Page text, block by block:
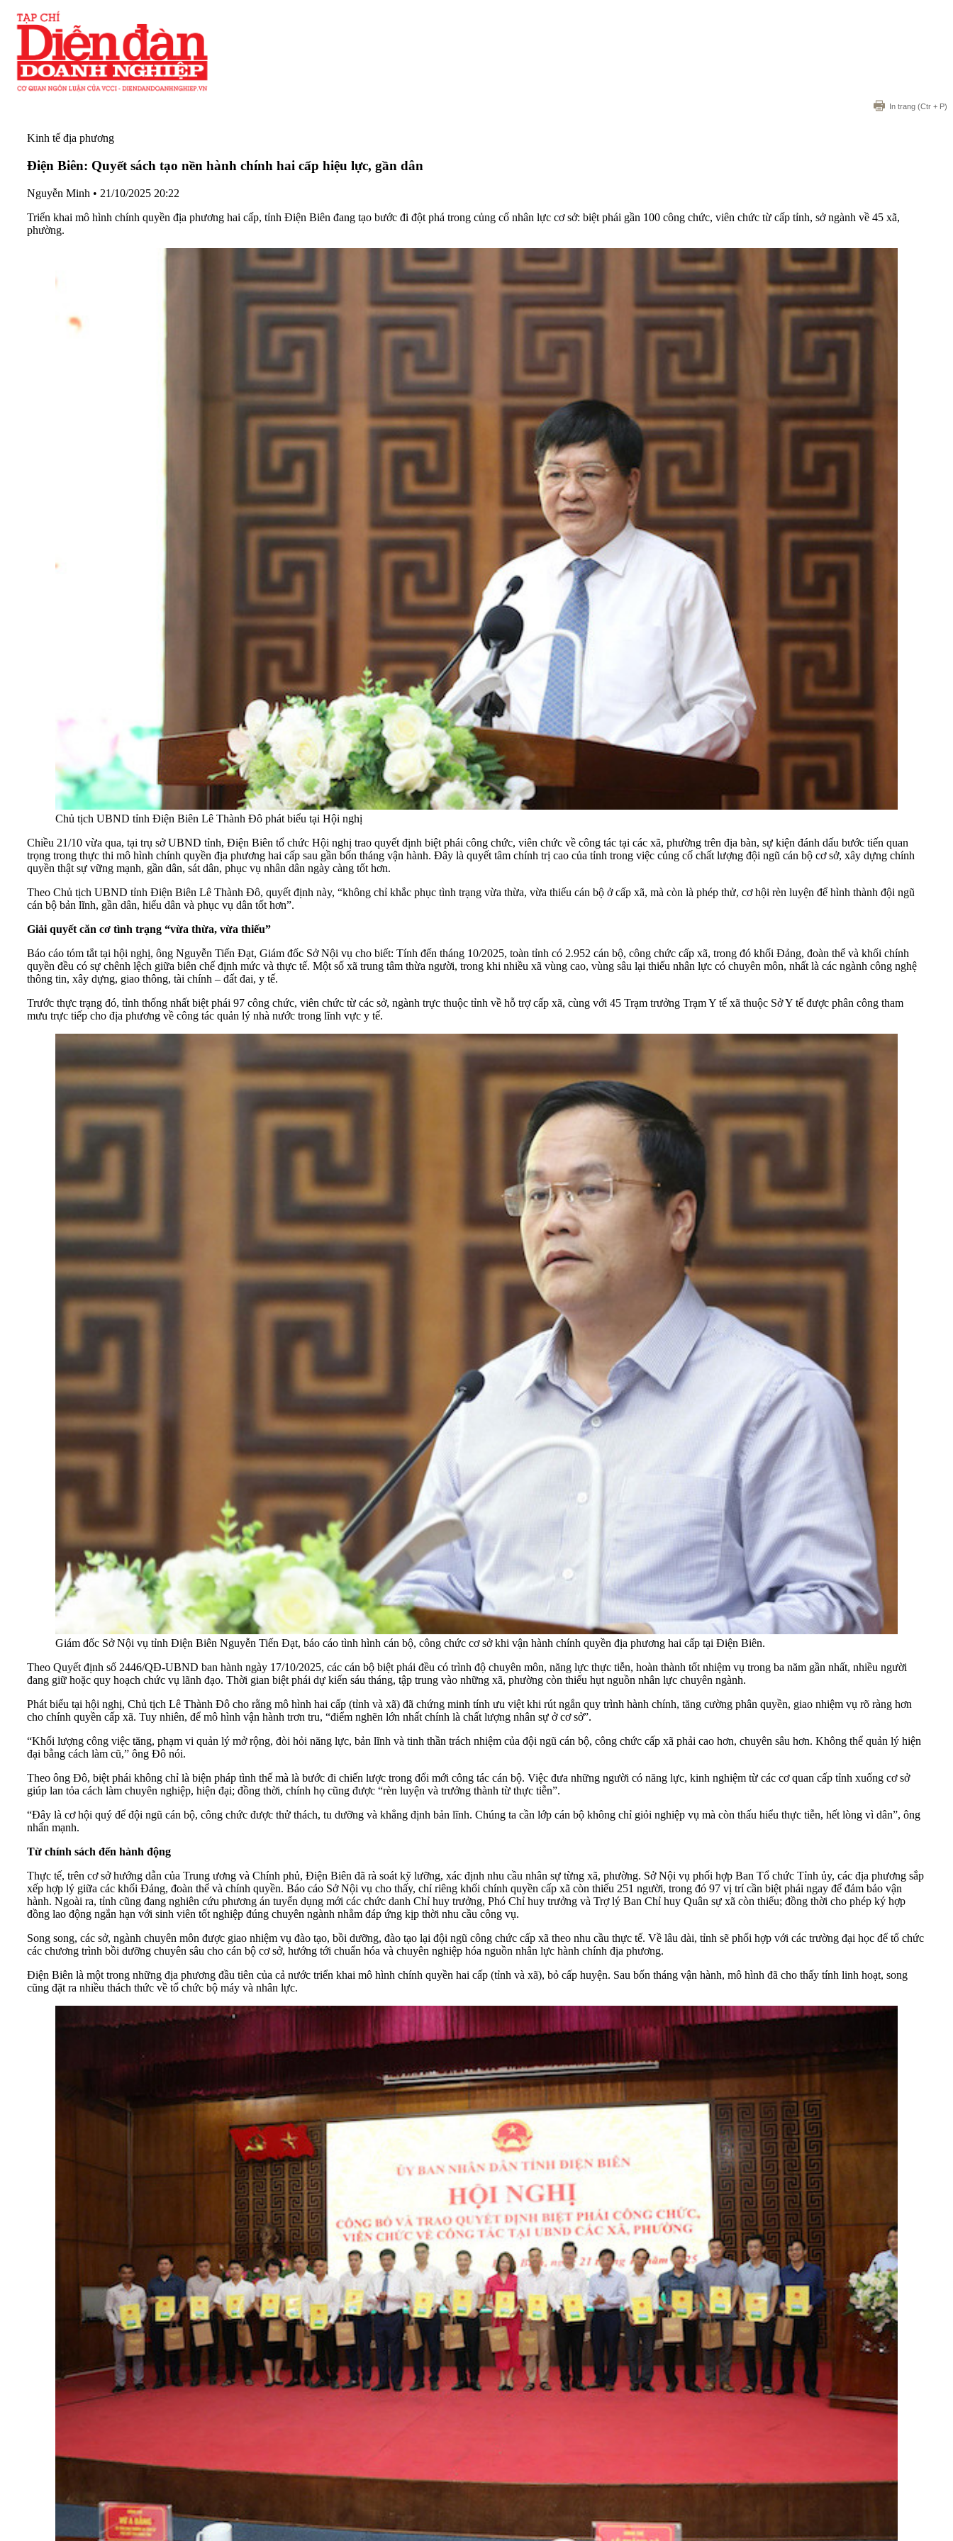
In trang (Ctr + P)
Kinh tế địa phương
Điện Biên: Quyết sách tạo nền hành chính hai cấp hiệu lực, gần dân
Nguyễn Minh • 21/10/2025 20:22
Triển khai mô hình chính quyền địa phương hai cấp, tỉnh Điện Biên đang tạo bước đi đột phá trong củng cố nhân lực cơ sở: biệt phái gần 100 công chức, viên chức từ cấp tỉnh, sở ngành về 45 xã,
phường.
Chủ tịch UBND tỉnh Điện Biên Lê Thành Đô phát biểu tại Hội nghị
Chiều 21/10 vừa qua, tại trụ sở UBND tỉnh, Điện Biên tổ chức Hội nghị trao quyết định biệt phái công chức, viên chức về công tác tại các xã, phường trên địa bàn, sự kiện đánh dấu bước tiến quan
trọng trong thực thi mô hình chính quyền địa phương hai cấp sau gần bốn tháng vận hành. Đây là quyết tâm chính trị cao của tỉnh trong việc củng cố chất lượng đội ngũ cán bộ cơ sở, xây dựng chính
quyền thật sự vững mạnh, gần dân, sát dân, phục vụ nhân dân ngày càng tốt hơn.
Theo Chủ tịch UBND tỉnh Điện Biên Lê Thành Đô, quyết định này, “không chỉ khắc phục tình trạng vừa thừa, vừa thiếu cán bộ ở cấp xã, mà còn là phép thử, cơ hội rèn luyện để hình thành đội ngũ
cán bộ bản lĩnh, gần dân, hiểu dân và phục vụ dân tốt hơn”.
Giải quyết căn cơ tình trạng “vừa thừa, vừa thiếu”
Báo cáo tóm tắt tại hội nghị, ông Nguyễn Tiến Đạt, Giám đốc Sở Nội vụ cho biết: Tính đến tháng 10/2025, toàn tỉnh có 2.952 cán bộ, công chức cấp xã, trong đó khối Đảng, đoàn thể và khối chính
quyền đều có sự chênh lệch giữa biên chế định mức và thực tế. Một số xã trung tâm thừa người, trong khi nhiều xã vùng cao, vùng sâu lại thiếu nhân lực có chuyên môn, nhất là các ngành công nghệ
thông tin, xây dựng, giao thông, tài chính – đất đai, y tế.
Trước thực trạng đó, tỉnh thống nhất biệt phái 97 công chức, viên chức từ các sở, ngành trực thuộc tỉnh về hỗ trợ cấp xã, cùng với 45 Trạm trưởng Trạm Y tế xã thuộc Sở Y tế được phân công tham
mưu trực tiếp cho địa phương về công tác quản lý nhà nước trong lĩnh vực y tế.
Giám đốc Sở Nội vụ tỉnh Điện Biên Nguyễn Tiến Đạt, báo cáo tình hình cán bộ, công chức cơ sở khi vận hành chính quyền địa phương hai cấp tại Điện Biên.
Theo Quyết định số 2446/QĐ-UBND ban hành ngày 17/10/2025, các cán bộ biệt phái đều có trình độ chuyên môn, năng lực thực tiễn, hoàn thành tốt nhiệm vụ trong ba năm gần nhất, nhiều người
đang giữ hoặc quy hoạch chức vụ lãnh đạo. Thời gian biệt phái dự kiến sáu tháng, tập trung vào những xã, phường còn thiếu hụt nguồn nhân lực chuyên ngành.
Phát biểu tại hội nghị, Chủ tịch Lê Thành Đô cho rằng mô hình hai cấp (tỉnh và xã) đã chứng minh tính ưu việt khi rút ngắn quy trình hành chính, tăng cường phân quyền, giao nhiệm vụ rõ ràng hơn
cho chính quyền cấp xã. Tuy nhiên, để mô hình vận hành trơn tru, “điểm nghẽn lớn nhất chính là chất lượng nhân sự ở cơ sở”.
“Khối lượng công việc tăng, phạm vi quản lý mở rộng, đòi hỏi năng lực, bản lĩnh và tinh thần trách nhiệm của đội ngũ cán bộ, công chức cấp xã phải cao hơn, chuyên sâu hơn. Không thể quản lý hiện
đại bằng cách làm cũ,” ông Đô nói.
Theo ông Đô, biệt phái không chỉ là biện pháp tình thế mà là bước đi chiến lược trong đổi mới công tác cán bộ. Việc đưa những người có năng lực, kinh nghiệm từ các cơ quan cấp tỉnh xuống cơ sở
giúp lan tỏa cách làm chuyên nghiệp, hiện đại; đồng thời, chính họ cũng được “rèn luyện và trưởng thành từ thực tiễn”.
“Đây là cơ hội quý để đội ngũ cán bộ, công chức được thử thách, tu dưỡng và khẳng định bản lĩnh. Chúng ta cần lớp cán bộ không chỉ giỏi nghiệp vụ mà còn thấu hiểu thực tiễn, hết lòng vì dân”, ông
nhấn mạnh.
Từ chính sách đến hành động
Thực tế, trên cơ sở hướng dẫn của Trung ương và Chính phủ, Điện Biên đã rà soát kỹ lưỡng, xác định nhu cầu nhân sự từng xã, phường. Sở Nội vụ phối hợp Ban Tổ chức Tỉnh ủy, các địa phương sắp
xếp hợp lý giữa các khối Đảng, đoàn thể và chính quyền. Báo cáo Sở Nội vụ cho thấy, chỉ riêng khối chính quyền cấp xã còn thiếu 251 người, trong đó 97 vị trí cần biệt phái ngay để đảm bảo vận
hành. Ngoài ra, tỉnh cũng đang nghiên cứu phương án tuyển dụng mới các chức danh Chỉ huy trưởng, Phó Chỉ huy trưởng và Trợ lý Ban Chỉ huy Quân sự xã còn thiếu; đồng thời cho phép ký hợp
đồng lao động ngắn hạn với sinh viên tốt nghiệp đúng chuyên ngành nhằm đáp ứng kịp thời nhu cầu công vụ.
Song song, các sở, ngành chuyên môn được giao nhiệm vụ đào tạo, bồi dưỡng, đào tạo lại đội ngũ công chức cấp xã theo nhu cầu thực tế. Về lâu dài, tỉnh sẽ phối hợp với các trường đại học để tổ chức
các chương trình bồi dưỡng chuyên sâu cho cán bộ cơ sở, hướng tới chuẩn hóa và chuyên nghiệp hóa nguồn nhân lực hành chính địa phương.
Điện Biên là một trong những địa phương đầu tiên của cả nước triển khai mô hình chính quyền hai cấp (tỉnh và xã), bỏ cấp huyện. Sau bốn tháng vận hành, mô hình đã cho thấy tính linh hoạt, song
cũng đặt ra nhiều thách thức về tổ chức bộ máy và nhân lực.